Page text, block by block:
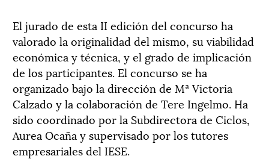
El jurado de esta II edición del concurso ha
valorado la originalidad del mismo, su viabilidad
económica y técnica, y el grado de implicación
de los participantes. El concurso se ha
organizado bajo la dirección de Mª Victoria
Calzado y la colaboración de Tere Ingelmo. Ha
sido coordinado por la Subdirectora de Ciclos,
Aurea Ocaña y supervisado por los tutores
empresariales del IESE.